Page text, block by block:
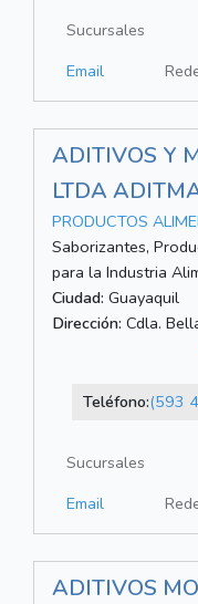
Sucursales
Email
ADITIVOS Y
LTDA
PRODUCTOS
Saborizantes,
para la Industria
Ciudad: Guayaquil
Dirección: Cdla.
Teléfono:(593
Sucursales
Email
ADITIVOS